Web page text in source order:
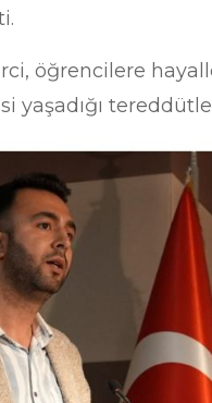
öğrencilere
yaşadığı